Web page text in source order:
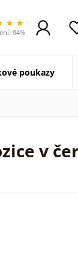
94%
poukazy
v